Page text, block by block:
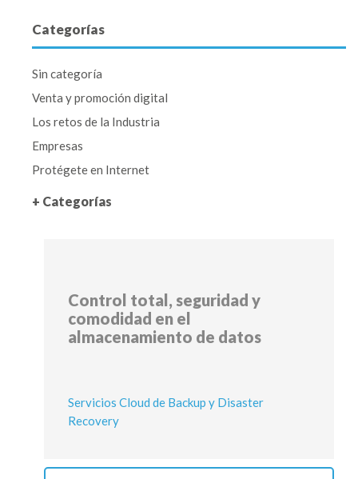
Categorías
Sin categoría
Venta y promoción digital
Los retos de la Industria
Empresas
Protégete en Internet
+ Categorías
Control total, seguridad y
comodidad en el
almacenamiento de datos
Servicios Cloud de Backup y Disaster
Recovery